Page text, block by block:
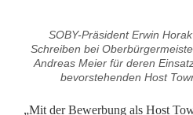
O
SOBY-Präsident Erwin
Schreiben bei
Andreas Meier für deren
bevorstehenden Host
„Mit der Bewerbung als Host